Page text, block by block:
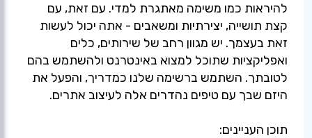
להיראות כמו משימה מאתגרת למדי. עם זאת, עם
קצת תושייה, יצירתיות ומשאבים - אתה יכול לעשות
זאת בעצמך. יש מגוון רחב של שירותים, כלים
ואפליקציות שתוכל למצוא באינטרנט ולהשתמש בהם
לטובתך. השתמש ברשימה שלנו כמדריך, והפעל את
היזם שבך עם טיפים נהדרים אלה לעיצוב אתרים.
תוכן העניינים: